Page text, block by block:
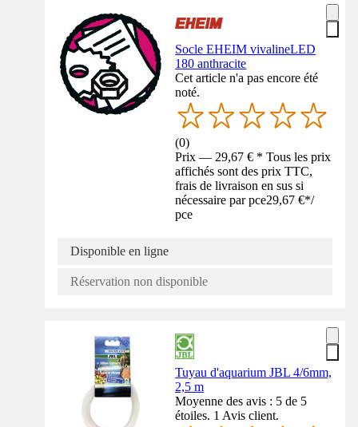
Socle EHEIM vivalineLED
180 anthracite
Cet article n'a pas encore été
noté.
(0)
Prix — 29,67 € * Tous les prix
affichés sont des prix TTC,
frais de livraison en sus si
nécessaire par pce29,67 €*/
pce
Disponible en ligne
Réservation non disponible
Tuyau d'aquarium JBL 4/6mm,
2,5 m
Moyenne des avis : 5 de 5
étoiles. 1 Avis client.